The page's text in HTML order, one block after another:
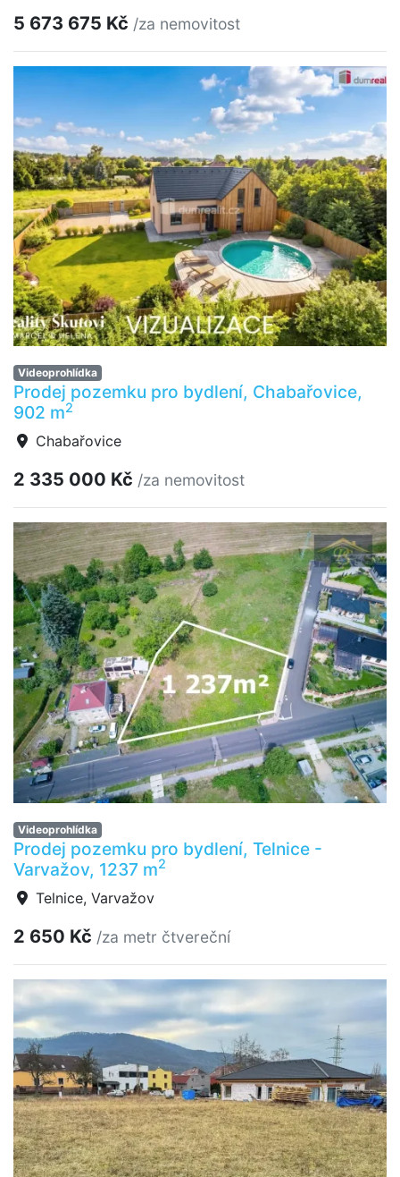
5 673 675 Kč /za nemovitost
Videoprohlídka
Prodej pozemku pro bydlení, Chabařovice,
902 m2
Chabařovice
2 335 000 Kč /za nemovitost
Videoprohlídka
Prodej pozemku pro bydlení, Telnice -
Varvažov, 1237 m2
Telnice, Varvažov
2 650 Kč /za metr čtvereční